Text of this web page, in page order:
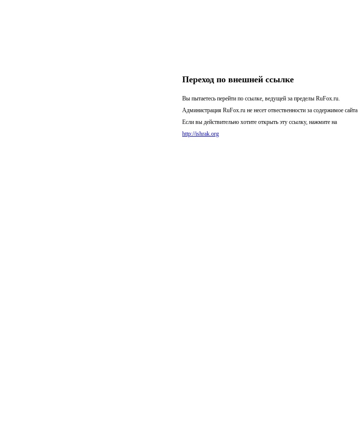
Переход по внешней ссылке
Вы пытаетесь перейти по ссылке, ведущей за пределы RuFox.ru.
Администрация RuFox.ru не несет отвественности за содержимое сайта
Если вы действительно хотите открыть эту ссылку, нажмите на
http://ishrak.org